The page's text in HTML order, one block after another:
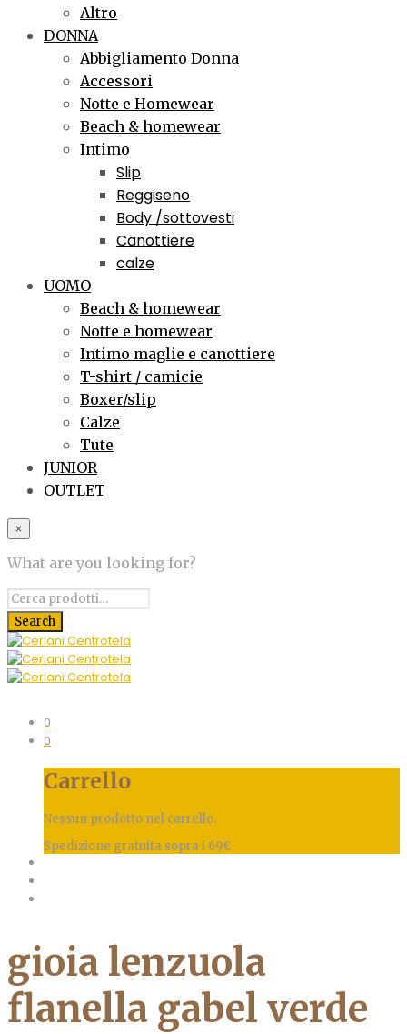
Altro
DONNA
Abbigliamento Donna
Accessori
Notte e Homewear
Beach & homewear
Intimo
Slip
Reggiseno
Body /sottovesti
Canottiere
calze
UOMO
Beach & homewear
Notte e homewear
Intimo maglie e canottiere
T-shirt / camicie
Boxer/slip
Calze
Tute
JUNIOR
OUTLET
×
What are you looking for?
0
0
Carrello
Nessun prodotto nel carrello.
Spedizione gratuita sopra i 69€
gioia lenzuola
flanella gabel verde